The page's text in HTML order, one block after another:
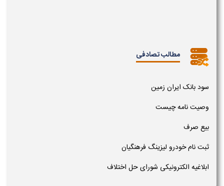
مطالب تصادفی
سود بانک ایران زمین
وصیت نامه چیست
بیع صرف
ثبت نام خودرو لیزینگ فرهنگیان
ابلاغیه الکترونیکی شورای حل اختلاف